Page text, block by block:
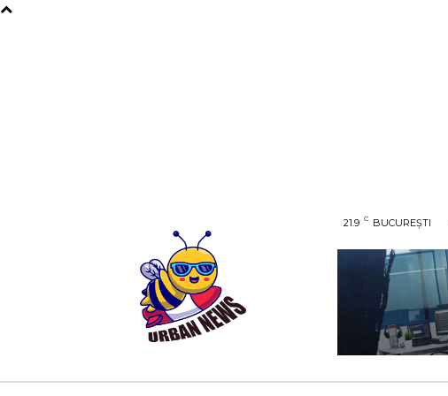
21.9 C BUCUREȘTI